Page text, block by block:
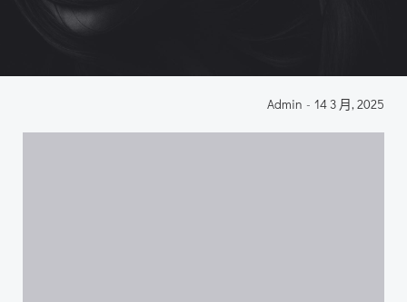
Admin - 14 3 月, 2025